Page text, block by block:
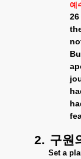
예
2. 구원
Set a